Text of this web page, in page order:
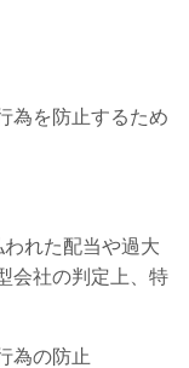
為を防止するため
れた配当や過大
会社の判定上、特
為の防止